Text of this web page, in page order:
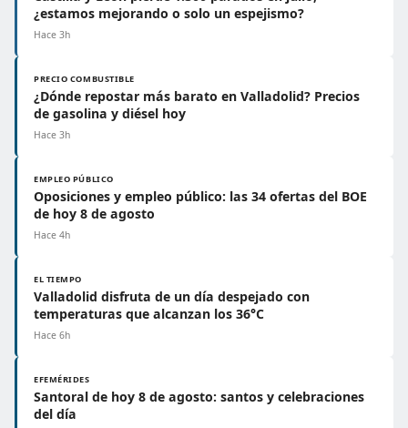
¿estamos mejorando o solo un espejismo?
Hace 3h
PRECIO COMBUSTIBLE
¿Dónde repostar más barato en Valladolid? Precios
de gasolina y diésel hoy
Hace 3h
EMPLEO PÚBLICO
Oposiciones y empleo público: las 34 ofertas del BOE
de hoy 8 de agosto
Hace 4h
EL TIEMPO
Valladolid disfruta de un día despejado con
temperaturas que alcanzan los 36°C
Hace 6h
EFEMÉRIDES
Santoral de hoy 8 de agosto: santos y celebraciones
del día